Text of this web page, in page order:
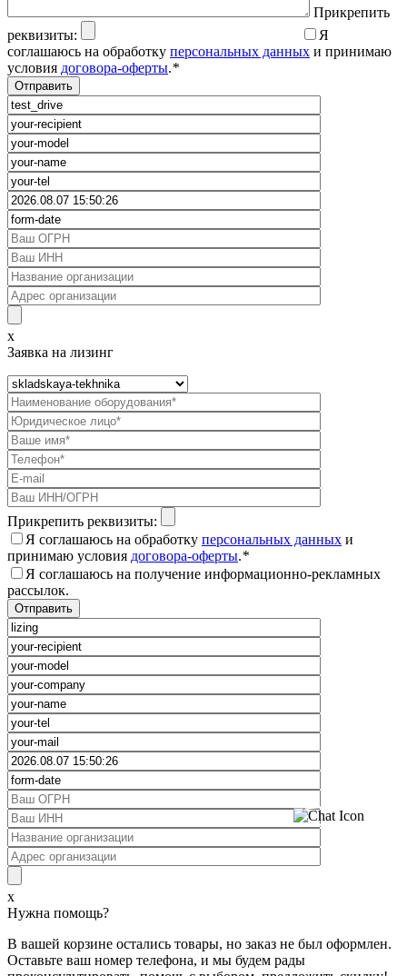
Прикрепить
реквизиты:
Я
соглашаюсь на обработку персональных данных и принимаю
условия договора-оферты.*
x
Заявка на лизинг
Прикрепить реквизиты:
Я соглашаюсь на обработку персональных данных и
принимаю условия договора-оферты.*
Я соглашаюсь на получение информационно-рекламных
рассылок.
x
Нужна помощь?
В вашей корзине остались товары, но заказ не был оформлен.
Оставьте ваш номер телефона, и мы будем рады